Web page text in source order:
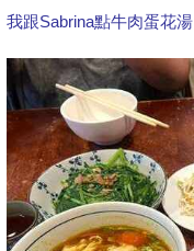
我跟Sabrina點牛肉蛋花湯